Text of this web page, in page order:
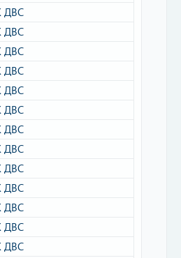
ДВС​
ДВС​
ДВС​
ДВС​
ДВС​
ДВС​
ДВС​
ДВС​
ДВС​
ДВС​
ДВС​
ДВС​
ДВС​